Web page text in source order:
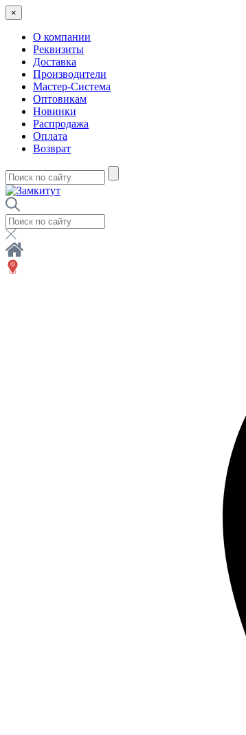
×
О компании
Реквизиты
Доставка
Производители
Мастер-Система
Оптовикам
Новинки
Распродажа
Оплата
Возврат